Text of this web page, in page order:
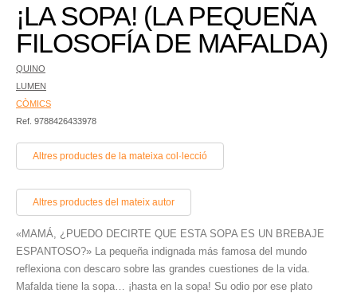
¡LA SOPA! (LA PEQUEÑA
FILOSOFÍA DE MAFALDA)
QUINO
LUMEN
CÒMICS
Ref. 9788426433978
Altres productes de la mateixa col·lecció
Altres productes del mateix autor
«MAMÁ, ¿PUEDO DECIRTE QUE ESTA SOPA ES UN BREBAJE
ESPANTOSO?» La pequeña indignada más famosa del mundo
reflexiona con descaro sobre las grandes cuestiones de la vida.
Mafalda tiene la sopa… ¡hasta en la sopa! Su odio por ese plato